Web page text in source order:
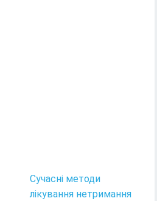
Сучасні методи
лікування нетримання